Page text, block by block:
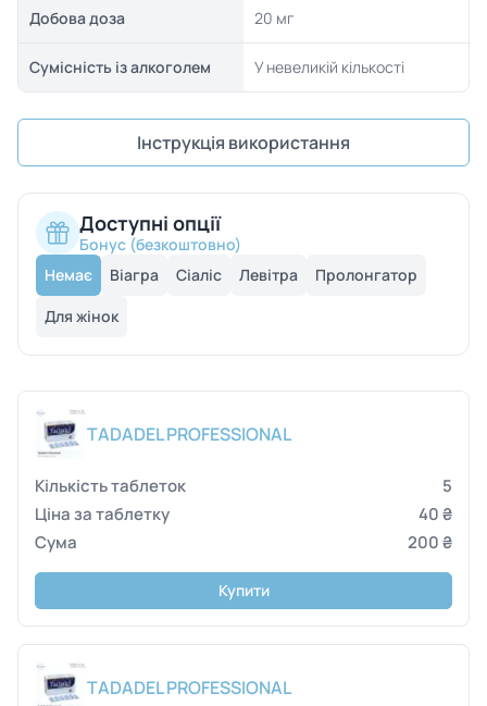
Добова доза 20 мг
Сумісність із алкоголем У невеликій кількості
Інструкція використання
Доступні опції
Бонус (безкоштовно)
Немає
Віагра Сіаліс Левітра
Пролонгатор
Для жінок
TADADEL PROFESSIONAL
5
40 ₴
200 ₴
Купити
TADADEL PROFESSIONAL